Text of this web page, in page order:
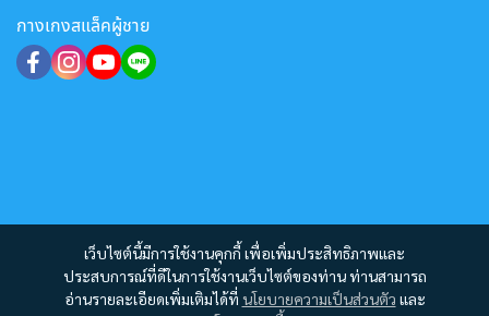
เว็บไซต์นี้มีการใช้งานคุกกี้ เพื่อเพิ่มประสิทธิภาพและ
ประสบการณ์ที่ดีในการใช้งานเว็บไซต์ของท่าน ท่านสามารถ
อ่านรายละเอียดเพิ่มเติมได้ที่ นโยบายความเป็นส่วนตัว และ
กางเกงสแล็คผู้ชาย